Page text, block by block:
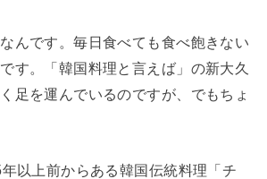
んです。毎日食べても食べ飽きない
す。「韓国料理と言えば」の新大久
足を運んでいるのですが、でもちょ
以上前からある韓国伝統料理「チ